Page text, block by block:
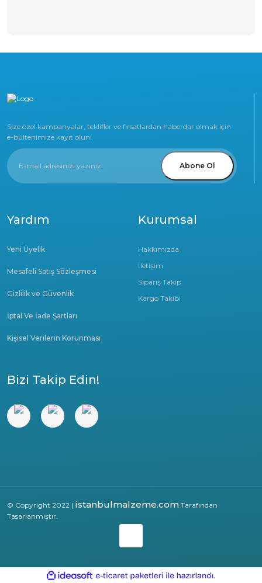
Size özel kampanyalar, teklifler ve fırsatlardan haberdar olmak için
e-bültenimize kayıt olun!
Abone Ol
Kurumsal
Hakkımızda
İletişim
Sipariş Takip
Kargo Takibi
Yardım
Yeni Üyelik
Mesafeli Satış Sözleşmesi
Gizlilik ve Güvenlik
İptal Ve İade Şartları
Kişisel Verilerin Korunması
Bizi Takip Edin!
© Copyright 2022 | istanbulmalzeme.com Tarafından
Tasarlanmıştır.
ideasoft
e-